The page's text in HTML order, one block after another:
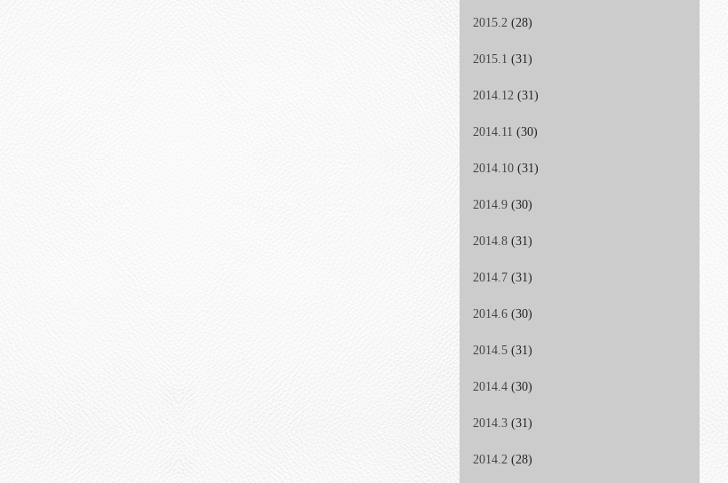
2015.2 (28)
2015.1 (31)
2014.12 (31)
2014.11 (30)
2014.10 (31)
2014.9 (30)
2014.8 (31)
2014.7 (31)
2014.6 (30)
2014.5 (31)
2014.4 (30)
2014.3 (31)
2014.2 (28)